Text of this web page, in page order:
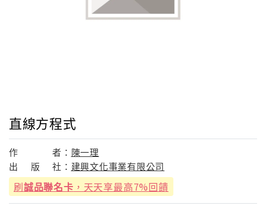
直線方程式
作 者： 陳一理
出
版 社： 建興文化事業有限公司
刷誠品聯名卡 ，天天享最高7%回饋